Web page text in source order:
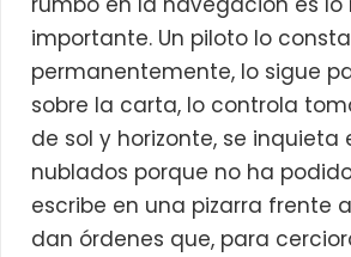
importante. Un piloto lo
permanentemente, lo sigue
sobre la carta, lo controla
de sol y horizonte, se inquieta
nublados porque no ha
escribe en una pizarra frente
dan órdenes que, para